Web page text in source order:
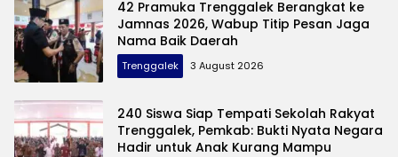
42 Pramuka Trenggalek Berangkat ke
Jamnas 2026, Wabup Titip Pesan Jaga
Nama Baik Daerah
Trenggalek 3 August 2026
240 Siswa Siap Tempati Sekolah Rakyat
Trenggalek, Pemkab: Bukti Nyata Negara
Hadir untuk Anak Kurang Mampu